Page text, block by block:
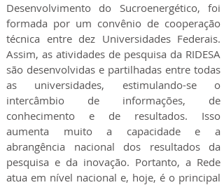
Desenvolvimento do Sucroenergético, foi
formada por um convênio de cooperação
técnica entre dez Universidades Federais.
Assim, as atividades de pesquisa da RIDESA
são desenvolvidas e partilhadas entre todas
as universidades, estimulando-se o
intercâmbio de informações, de
conhecimento e de resultados. Isso
aumenta muito a capacidade e a
abrangência nacional dos resultados da
pesquisa e da inovação. Portanto, a Rede
atua em nível nacional e, hoje, é o principal